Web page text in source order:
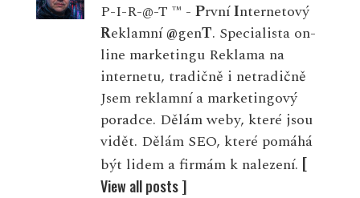
P-I-R-@-T ™ - PrvníInternetový
Reklamní@genT. Specialista on-
line marketingu Reklama na
internetu, tradičně i netradičně
Jsem reklamní a marketingový
poradce. Dělám weby, které jsou
vidět. Dělám SEO, které pomáhá
být lidem a firmám k nalezení. [
View all posts ]